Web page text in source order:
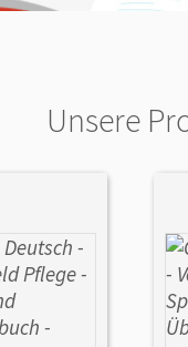
Unsere